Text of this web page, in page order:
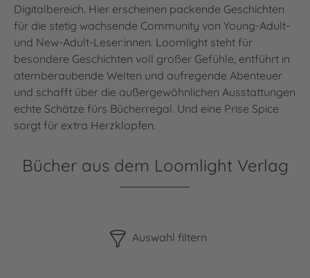
Digitalbereich. Hier erscheinen packende Geschichten
für die stetig wachsende Community von Young-Adult-
und New-Adult-Leser:innen. Loomlight steht für
besondere Geschichten voll großer Gefühle, entführt in
atemberaubende Welten und aufregende Abenteuer
und schafft über die außergewöhnlichen Ausstattungen
echte Schätze fürs Bücherregal. Und eine Prise Spice
sorgt für extra Herzklopfen.
Bücher aus dem Loomlight Verlag
Auswahl filtern